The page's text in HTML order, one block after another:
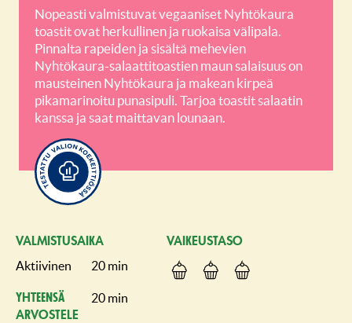
Nopeasti valmistuvat vegaaniset Nyhtökaura
toastit ovat herkullinen ja ruokaisa välipala.
Pinnalta rapeiden ja sisältä mehevien
Nyhtökaura-salaattitoastien maun salaisuus on
mausteinen Nyhtökaura ja makean kirpeä
pikamarinoitu punasipuli. Tarjoa toastit salaatin
kanssa ja saat maittavan lounaan.
VALMISTUSAIKA
Aktiivinen 20 min
Yhteensä 20 min
VAIKEUSTASO
ARVOSTELE